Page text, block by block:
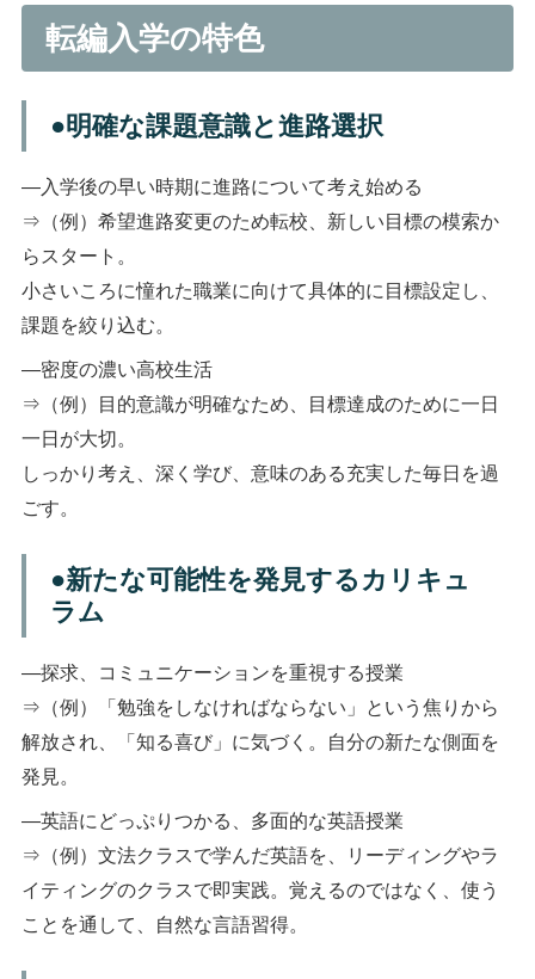
転編入学の特色
●明確な課題意識と進路選択
―入学後の早い時期に進路について考え始める
⇒（例）希望進路変更のため転校、新しい目標の模索か
らスタート。
小さいころに憧れた職業に向けて具体的に目標設定し、
課題を絞り込む。
―密度の濃い高校生活
⇒（例）目的意識が明確なため、目標達成のために一日
一日が大切。
しっかり考え、深く学び、意味のある充実した毎日を過
ごす。
●新たな可能性を発見するカリキュ
ラム
―探求、コミュニケーションを重視する授業
⇒（例）「勉強をしなければならない」という焦りから
解放され、「知る喜び」に気づく。自分の新たな側面を
発見。
―英語にどっぷりつかる、多面的な英語授業
⇒（例）文法クラスで学んだ英語を、リーディングやラ
イティングのクラスで即実践。覚えるのではなく、使う
ことを通して、自然な言語習得。